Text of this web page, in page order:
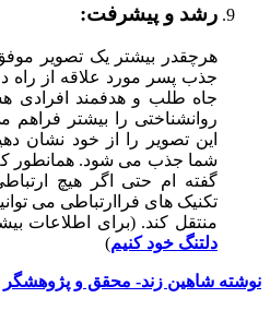
رشد و پیشرفت:
هرچقدر بیشتر یک تصویر
جذب پسر مورد علاقه از راه
جاه طلب و هدفمند افرادی
روانشناختی را بیشتر فراهم
این تصویر را از خود نشان
شما جذب می شود. همانطور
گفته ام حتی اگر هیچ
تکنیک های فراارتباطی می
منتقل کند. (برای اطلاعات
دلتنگ خود کنیم)
نوشته شاهین زند- محقق و پژوهشگر